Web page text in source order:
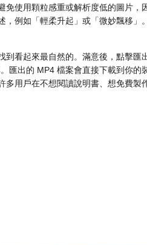
免使用顆粒感重或解析度低的圖片，
，例如「輕柔升起」或「微妙飄移」
到看起來最自然的。滿意後，點擊匯
匯出的 MP4 檔案會直接下載到你的
用戶在不想閱讀說明書、想免費製